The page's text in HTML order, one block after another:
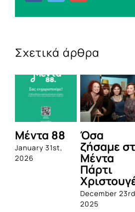
Σχετικά άρθρα
Μάρκος
Χαϊδεμένος
– Light
Δες τι
έγινε στο
καλοκαιρινό
Μέντα
Πάρτυ!
July 12th, 2025